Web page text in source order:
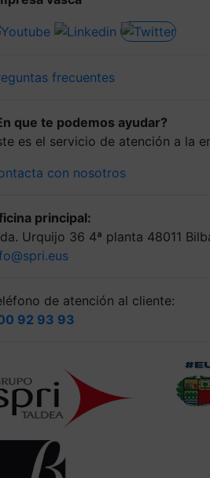
frecuentes
que te podemos ayudar?
es el servicio de atención a la
con nosotros
principal:
Urquijo 36 4ª planta 48011
de atención al cliente:
92 93 93